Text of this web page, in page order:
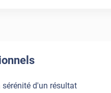
d'un résultat